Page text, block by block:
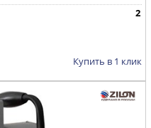
2
Купить в 1 клик